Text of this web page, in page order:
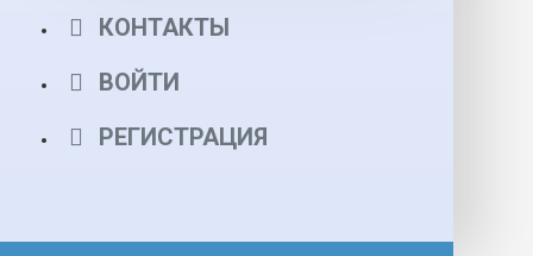
КОНТАКТЫ
ВОЙТИ
РЕГИСТРАЦИЯ